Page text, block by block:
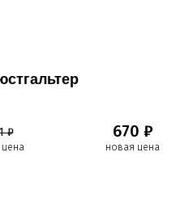
₽
цена
670 ₽
новая цена